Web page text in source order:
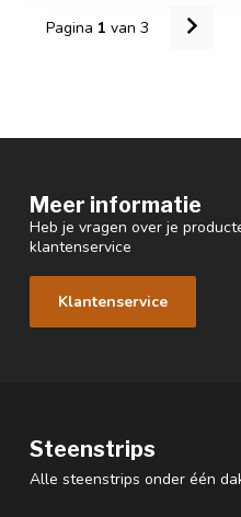
Pagina 1 van 3
Meer informatie
Heb je vragen over je
klantenservice
Klantenservice
Steenstrips
Alle steenstrips onder één